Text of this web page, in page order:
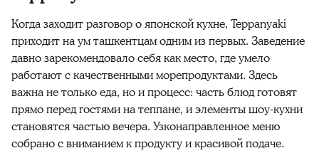
Когда заходит разговор о японской кухне, Teppanyaki
приходит на ум ташкентцам одним из первых. Заведение
давно зарекомендовало себя как место, где умело
работают с качественными морепродуктами. Здесь
важна не только еда, но и процесс: часть блюд готовят
прямо перед гостями на теппане, и элементы шоу-кухни
становятся частью вечера. Узконаправленное меню
собрано с вниманием к продукту и красивой подаче.